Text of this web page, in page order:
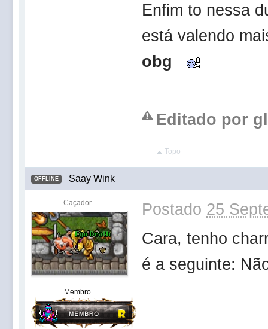
Enfim to nessa
está valendo
obg
Editado por
Topo
OFFLINE Saay Wink
Caçador
Membro
Postado 25
Cara, tenho
é a seguinte: